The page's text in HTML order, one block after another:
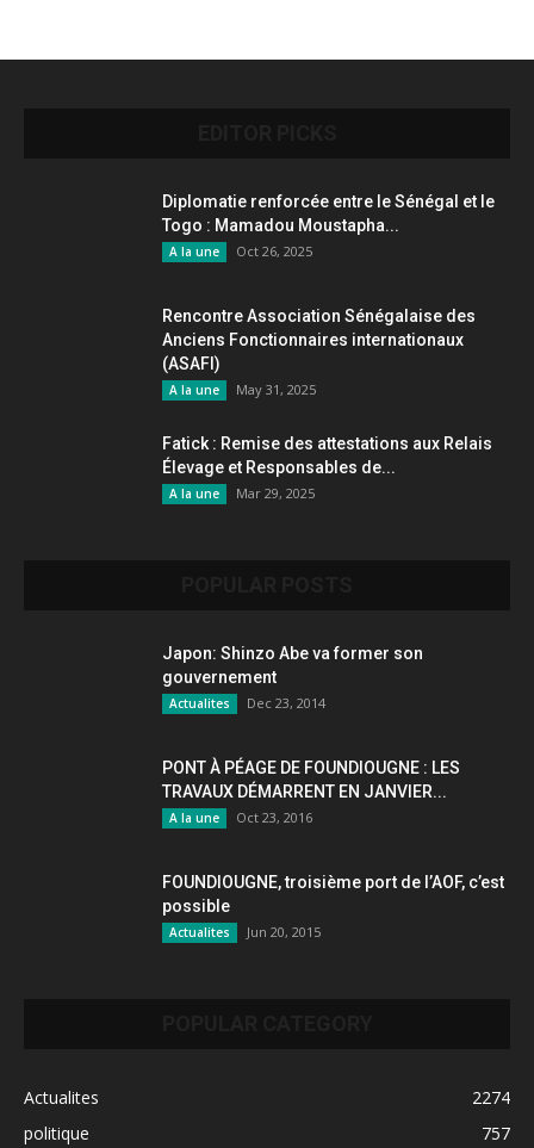
Diplomatie renforcée entre le Sénégal et le
Togo : Mamadou Moustapha...
A la une Oct 26, 2025
Rencontre Association Sénégalaise des
Anciens Fonctionnaires internationaux
(ASAFI)
A la une May 31, 2025
Fatick : Remise des attestations aux Relais
Élevage et Responsables de...
A la une Mar 29, 2025
Japon: Shinzo Abe va former son
gouvernement
Actualites Dec 23, 2014
PONT À PÉAGE DE FOUNDIOUGNE : LES
TRAVAUX DÉMARRENT EN JANVIER...
A la une Oct 23, 2016
FOUNDIOUGNE, troisième port de l’AOF, c’est
possible
Actualites Jun 20, 2015
Actualites
2274
politique
757